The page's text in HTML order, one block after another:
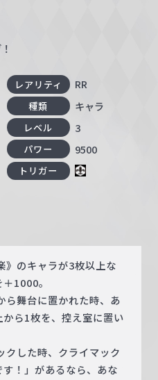
レアリティ RR
種類 キャラ
レベル 3
パワー 9500
トリガー
》のキャラが3枚以上な
1000。
ら舞台に置かれた時、あ
ら1枚を、控え室に置い
クした時、クライマック
！」があるなら、あな